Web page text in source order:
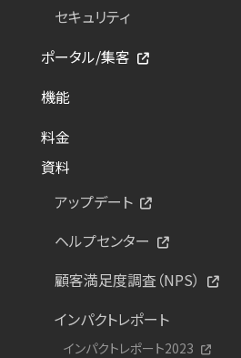
セキュリティ
ポータル/集客
機能
料金
資料
アップデート
ヘルプセンター
顧客満足度調査（NPS）
インパクトレポート
インパクトレポート2023